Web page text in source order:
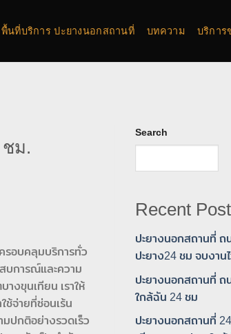
พื้นที่บริการ ปะยางนอกสถานที่ บทความ บริการ
ม.
ครอบคลุมบริการทั่ว
บการณ์และความ
งขุนเทียน เราให้
ช้จ่ายที่ซ่อนเร้น
มปกติอย่างรวดเร็ว
Search
Recent
ปะยางนอกสถานที่ ถ
ปะยาง24 ชม จบงาน
ปะยางนอกสถานที่ ถ
ใกล้ฉัน 24 ชม
ปะยางนอกสถานที่